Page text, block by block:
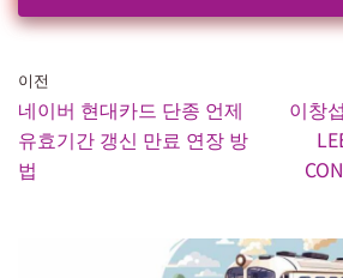
이전
네이버 현대카드 단종 언제
유효기간 갱신 만료 연장 방
법
이창